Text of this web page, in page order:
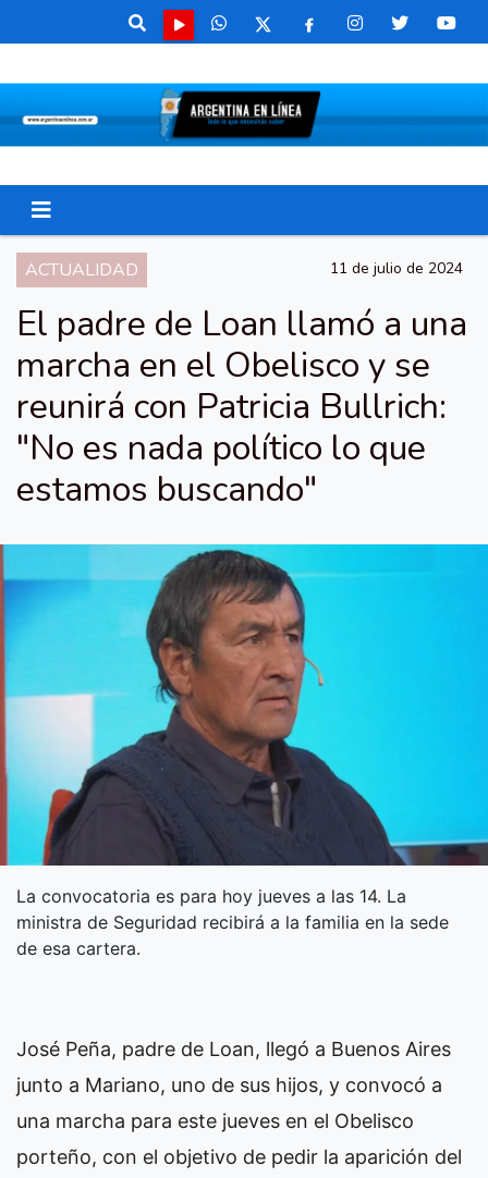
ACTUALIDAD 11 de julio de 2024
El padre de Loan llamó a una
marcha en el Obelisco y se
reunirá con Patricia Bullrich:
"No es nada político lo que
estamos buscando"
La convocatoria es para hoy jueves a las 14. La
ministra de Seguridad recibirá a la familia en la sede
de esa cartera.
José Peña, padre de Loan, llegó a Buenos Aires
junto a Mariano, uno de sus hijos, y convocó a
una marcha para este jueves en el Obelisco
porteño, con el objetivo de pedir la aparición del